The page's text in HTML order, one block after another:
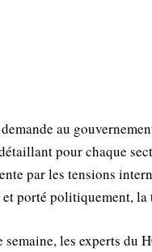
au
pour chaque
par les tensions
porté politiquement,
les experts du